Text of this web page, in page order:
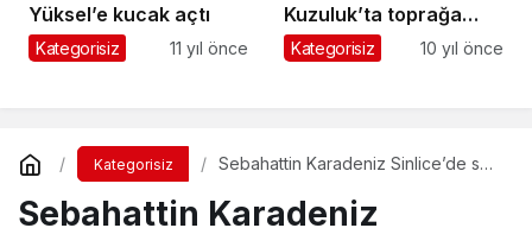
Yüksel’e kucak açtı
Kategorisiz 11 yıl önce
Kuzuluk’ta toprağa
verildi
Kategorisiz 10 yıl önce
Kategorisiz
Sebahattin Karadeniz Sinlice’de son
Sebahattin Karadeniz